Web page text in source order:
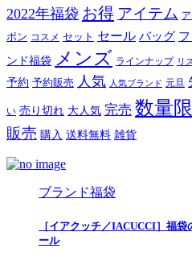
2022年福袋 お得 アイテム
ポン コスメ セット セール バッグ
ンド福袋 メンズ ラインナップ リ
予約 予約販売 人気 人気ブランド 元旦
い 売り切れ 大人気 完売 数量
販売 購入 送料無料 雑貨
ブランド福袋
［イアクッチ／IACUCCI］福
ール